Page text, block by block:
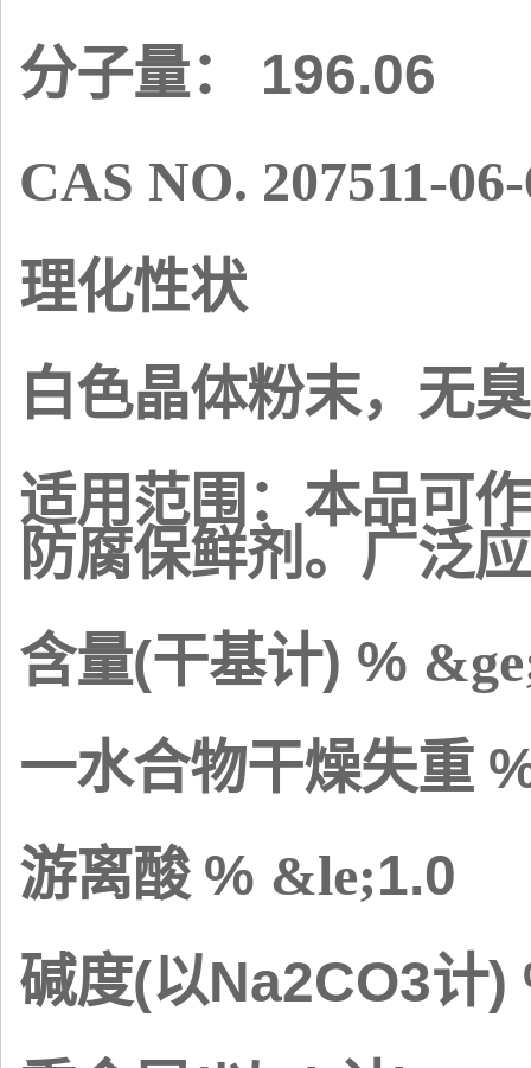
分子量： 196.06
CAS NO. 207511-
理化性状
白色晶体粉末，无
适用范围：本品可
防腐保鲜剂。广泛
含量(干基计) %
一水合物干燥失重
游离酸 % &le;1.0
碱度(以Na2CO3计)